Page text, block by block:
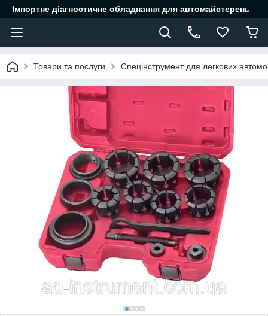
Імпортне діагностичне обладнання для автомайстерень
Товари та послуги Спецінструмент для легкових